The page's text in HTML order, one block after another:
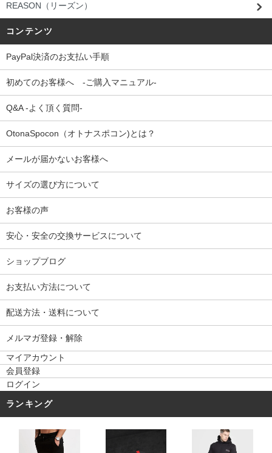
REASON（リーズン）
コンテンツ
PayPal決済のお支払い手順
初めてのお客様へ -ご購入マニュアル-
Q&A -よく頂く質問-
OtonaSpocon（オトナスポコン)とは？
メールが届かないお客様へ
サイズの選び方について
お客様の声
安心・安全の交換サービスについて
ショップブログ
お支払い方法について
配送方法・送料について
メルマガ登録・解除
マイアカウント
会員登録
ログイン
ランキング